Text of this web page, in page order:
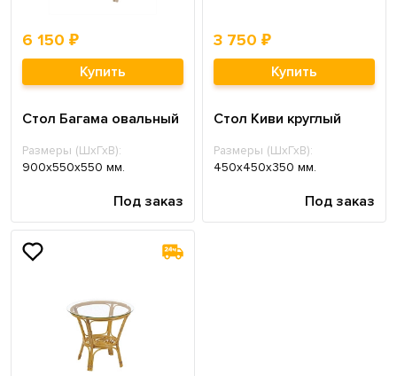
6 150 ₽
Купить
Стол Багама овальный
Размеры (ШхГхВ):
900х550х550 мм.
Под заказ
3 750 ₽
Купить
Стол Киви круглый
Размеры (ШхГхВ):
450х450х350 мм.
Под заказ